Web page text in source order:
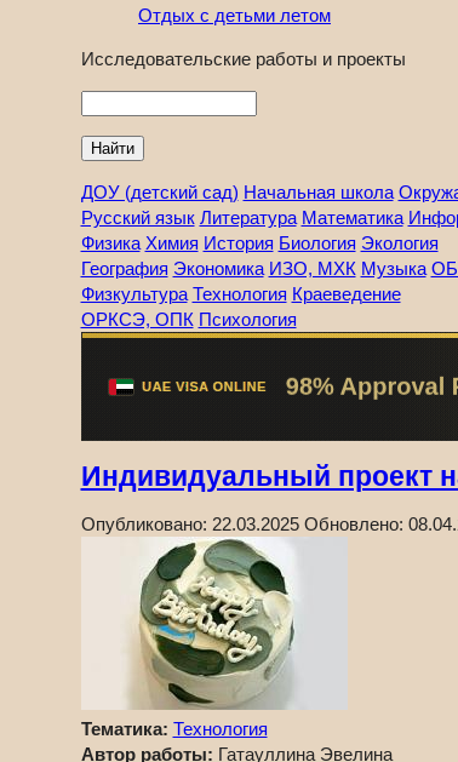
Отдых с детьми летом
Исследовательские работы и проекты
ДОУ (детский сад) Начальная школа
Русский язык Литература Математика
Физика Химия История Биология Экология
География Экономика ИЗО, МХК Музыка
Физкультура Технология Краеведение
ОРКСЭ, ОПК Психология
Индивидуальный проект
Опубликовано: 22.03.2025 Обновлено:
Тематика: Технология
Автор работы: Гатауллина Эвелина